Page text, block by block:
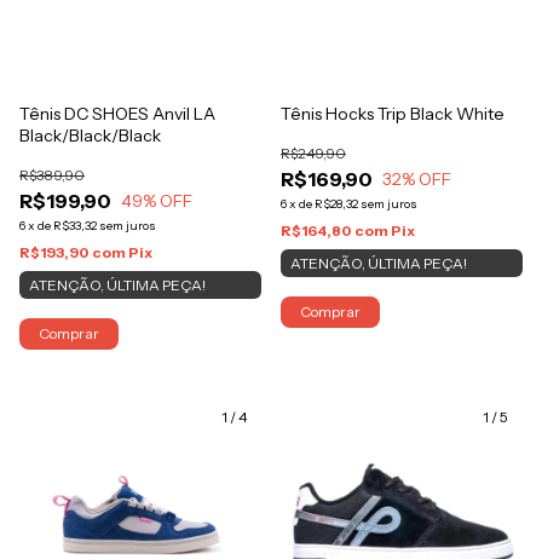
Tênis DC SHOES Anvil LA
Black/Black/Black
R$199,90
R$389,90
49% OFF
6x de R$33,32 sem juros
R$193,90 com Pix
ATENÇÃO, ÚLTIMA PEÇA!
Comprar
Tênis Hocks Trip Black White
R$169,90
R$249,90
32% OFF
6x de R$28,32 sem juros
R$164,80 com Pix
ATENÇÃO, ÚLTIMA PEÇA!
Comprar
1 /4 1 /5